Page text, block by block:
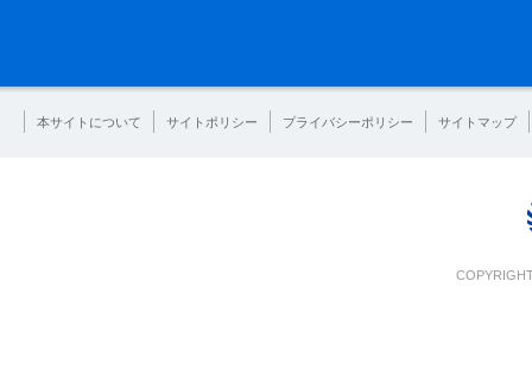
本サイトについて サイトポリシー プライバシーポリシー サイトマップ